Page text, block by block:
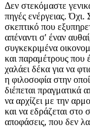
Δεν στεκόμαστε
πηγές ενέργειας.
σκεπτικό που
απέναντι σ' έναν
συγκεκριμένα
και παραμέτρους που
χαλάει δέκα για να
η φιλοσοφία στην
διέπεται πραγματικά
να αρχίζει με την
και να εδράζεται στο
αποφάσεις, που δεν